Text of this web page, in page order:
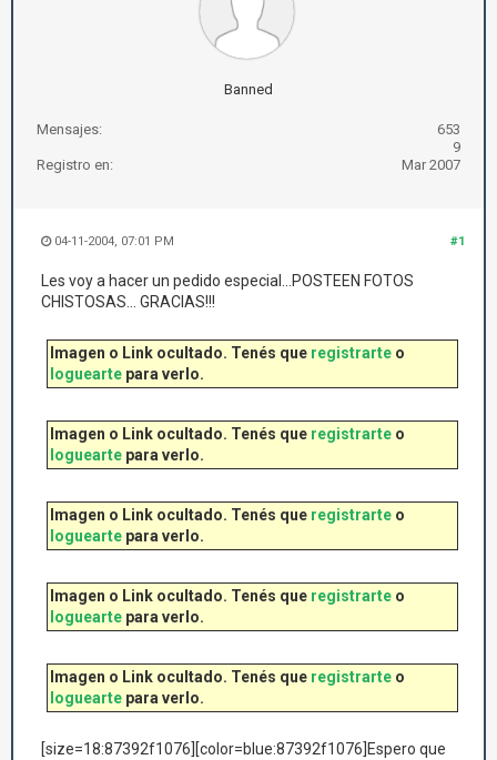
Banned
Mensajes:
653
9
Registro en:
Mar 2007
#1
04-11-2004, 07:01 PM
Les voy a hacer un pedido especial...POSTEEN FOTOS
CHISTOSAS... GRACIAS!!!
Imagen o Link ocultado. Tenés que registrarte o
loguearte para verlo.
Imagen o Link ocultado. Tenés que registrarte o
loguearte para verlo.
Imagen o Link ocultado. Tenés que registrarte o
loguearte para verlo.
Imagen o Link ocultado. Tenés que registrarte o
loguearte para verlo.
Imagen o Link ocultado. Tenés que registrarte o
loguearte para verlo.
[size=18:87392f1076][color=blue:87392f1076]Espero que